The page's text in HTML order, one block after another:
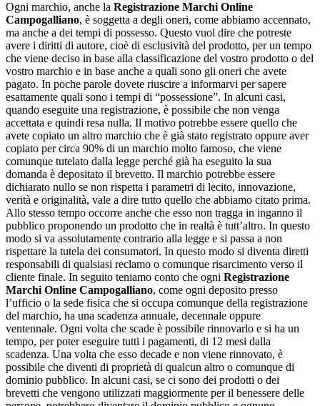
Ogni marchio, anche la Registrazione Marchi Online
Campogalliano, è soggetta a degli oneri, come abbiamo accennato,
ma anche a dei tempi di possesso. Questo vuol dire che potreste
avere i diritti di autore, cioè di esclusività del prodotto, per un tempo
che viene deciso in base alla classificazione del vostro prodotto o del
vostro marchio e in base anche a quali sono gli oneri che avete
pagato. In poche parole dovete riuscire a informarvi per sapere
esattamente quali sono i tempi di “possessione”. In alcuni casi,
quando eseguite una registrazione, è possibile che non venga
accettata e quindi resa nulla. Il motivo potrebbe essere quello che
avete copiato un altro marchio che è già stato registrato oppure aver
copiato per circa 90% di un marchio molto famoso, che viene
comunque tutelato dalla legge perché già ha eseguito la sua
domanda è depositato il brevetto. Il marchio potrebbe essere
dichiarato nullo se non rispetta i parametri di lecito, innovazione,
verità e originalità, vale a dire tutto quello che abbiamo citato prima.
Allo stesso tempo occorre anche che esso non tragga in inganno il
pubblico proponendo un prodotto che in realtà è tutt’altro. In questo
modo si va assolutamente contrario alla legge e si passa a non
rispettare la tutela dei consumatori. In questo modo si diventa diretti
responsabili di qualsiasi reclamo o comunque risarcimento verso il
cliente finale. In seguito teniamo conto che ogni Registrazione
Marchi Online Campogalliano, come ogni deposito presso
l’ufficio o la sede fisica che si occupa comunque della registrazione
del marchio, ha una scadenza annuale, decennale oppure
ventennale. Ogni volta che scade è possibile rinnovarlo e si ha un
tempo, per poter eseguire tutti i pagamenti, di 12 mesi dalla
scadenza. Una volta che esso decade e non viene rinnovato, è
possibile che diventi di proprietà di qualcun altro o comunque di
dominio pubblico. In alcuni casi, se ci sono dei prodotti o dei
brevetti che vengono utilizzati maggiormente per il benessere delle